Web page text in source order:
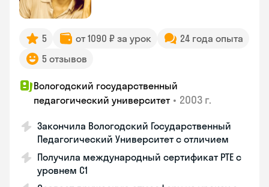
5 от 1090 ₽ за урок
24 года опыта
5 отзывов
Вологодский государственный
педагогический университет • 2003 г.
Закончила Вологодский Государственный
Педагогический Университет с отличием
Получила международный сертификат PTE с
уровнем C1